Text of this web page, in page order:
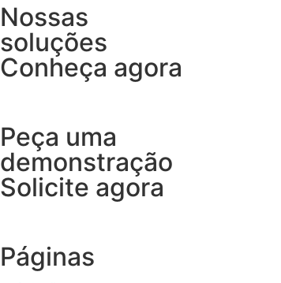
Nossas
soluções
Conheça agora
Peça uma
demonstração
Solicite agora
Páginas